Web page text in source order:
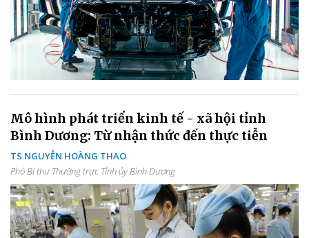
Mô hình phát triển kinh tế - xã hội tỉnh
Bình Dương: Từ nhận thức đến thực tiễn
TS NGUYỄN HOÀNG THAO
Phó Bí thư Thường trực Tỉnh ủy Bình Dương